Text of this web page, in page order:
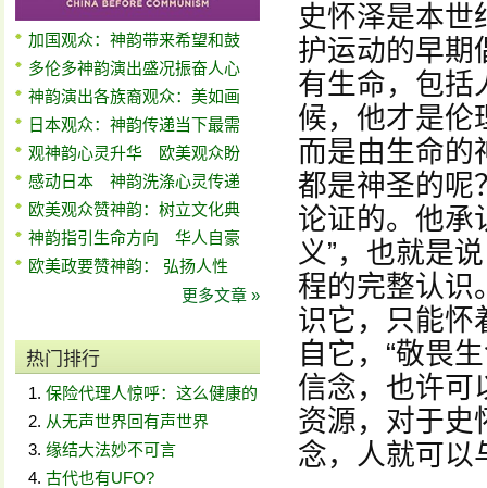
加国观众：神韵带来希望和鼓
多伦多神韵演出盛况振奋人心
神韵演出各族裔观众：美如画
日本观众：神韵传递当下最需
观神韵心灵升华 欧美观众盼
感动日本 神韵洗涤心灵传递
欧美观众赞神韵：树立文化典
神韵指引生命方向 华人自豪
欧美政要赞神韵： 弘扬人性
更多文章 »
热门排行
保险代理人惊呼：这么健康的
从无声世界回有声世界
缘结大法妙不可言
古代也有UFO?
史怀泽是本世
护运动的早期
有生命，包括
候，他才是伦
而是由生命的
都是神圣的呢
论证的。他承
义”，也就是
程的完整认识
识它，只能怀
自它，“敬畏
信念，也许可
资源，对于史
念，人就可以